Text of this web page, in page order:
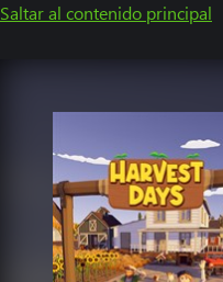
Saltar al contenido principal